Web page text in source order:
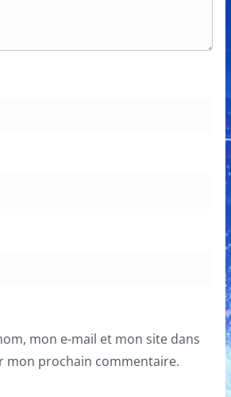
mon e-mail et mon site dans
mon prochain commentaire.